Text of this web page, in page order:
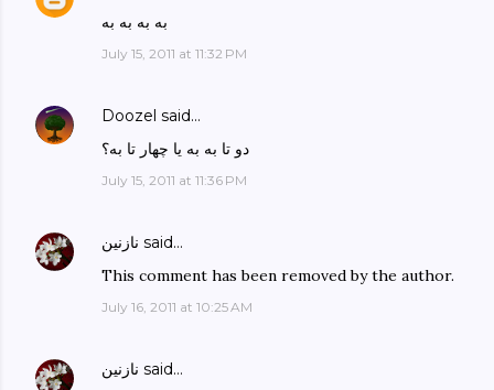
به به به به
July 15, 2011 at 11:32 PM
Doozel said…
دو تا به به یا چهار تا به؟
July 15, 2011 at 11:36 PM
نازنین said…
This comment has been removed by the author.
July 16, 2011 at 10:25 AM
نازنین said…